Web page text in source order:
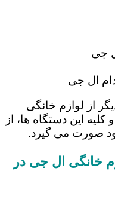
جی
ال جی
از لوازم خانگی
این دستگاه ها، از
صورت می گیرد.
خانگی ال جی در